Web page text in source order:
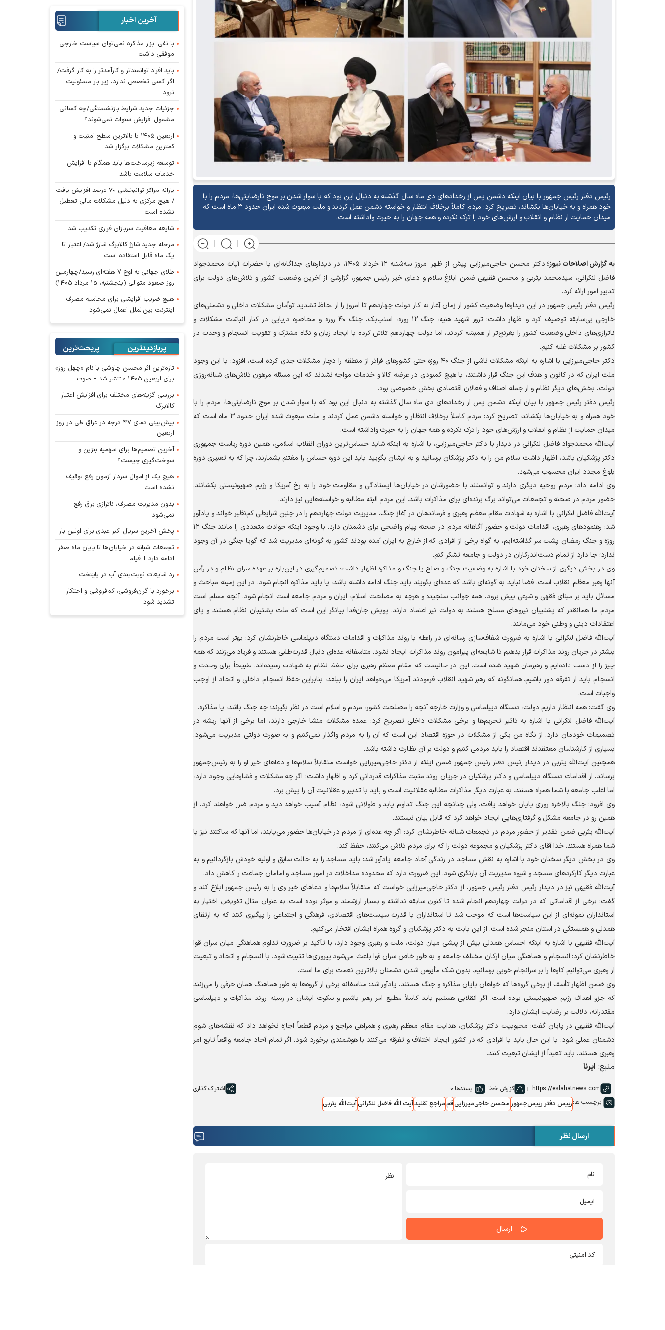
رئیس دفتر رئیس جمهور با بیان اینکه دشمن پس از رخداد‌های دی ماه سال گذشته به دنبال این بود که با سوار شدن بر موج نارضایتی‌ها، مردم را با
خود همراه و به خیابان‌ها بکشاند، تصریح کرد: مردم کاملاً برخلاف انتظار و خواسته دشمن عمل کردند و ملت مبعوث شده ایران حدود ۳ ماه است که
میدان حمایت از نظام و انقلاب و ارزش‌های خود را ترک نکرده و همه جهان را به حیرت واداشته است.
به گزارشاصلاحات نیوز؛
دکتر محسن حاجی‌میرزایی پیش از ظهر امروز سه‌شنبه ۱۲ خرداد ۱۴۰۵، در دیدار‌های جداگانه‌ای با حضرات آیات محمدجواد
فاضل لنکرانی، سیدمحمد یثربی و محسن فقیهی ضمن ابلاغ سلام و دعای خیر رئیس جمهور، گزارشی از آخرین وضعیت کشور و تلاش‌های دولت برای
تدبیر امور ارائه کرد.
رئیس دفتر رئیس جمهور در این دیدار‌ها وضعیت کشور از زمان آغاز به کار دولت چهاردهم تا امروز را از لحاظ تشدید توأمان مشکلات داخلی و دشمنی‌های
خارجی بی‌سابقه توصیف کرد و اظهار داشت: ترور شهید هنیه، جنگ ۱۲ روزه، اسنپ‌بک، جنگ ۴۰ روزه و محاصره دریایی در کنار انباشت مشکلات و
ناترازی‌های داخلی وضعیت کشور را بغرنج‌تر از همیشه کردند، اما دولت چهاردهم تلاش کرده با ایجاد زبان و نگاه مشترک و تقویت انسجام و وحدت در
کشور بر مشکلات غلبه کنیم.
دکتر حاجی‌میرزایی با اشاره به اینکه مشکلات ناشی از جنگ ۴۰ روزه حتی کشور‌های فراتر از منطقه را دچار مشکلات جدی کرده است، افزود: با این وجود
ملت ایران که در کانون و هدف این جنگ قرار داشتند، با هیچ کمبودی در عرضه کالا و خدمات مواجه نشدند که این مسئله مرهون تلاش‌های شبانه‌روزی
دولت، بخش‌های دیگر نظام و از جمله اصناف و فعالان اقتصادی بخش خصوصی بود.
رئیس دفتر رئیس جمهور با بیان اینکه دشمن پس از رخداد‌های دی ماه سال گذشته به دنبال این بود که با سوار شدن بر موج نارضایتی‌ها، مردم را با
خود همراه و به خیابان‌ها بکشاند، تصریح کرد: مردم کاملاً برخلاف انتظار و خواسته دشمن عمل کردند و ملت مبعوث شده ایران حدود ۳ ماه است که
میدان حمایت از نظام و انقلاب و ارزش‌های خود را ترک نکرده و همه جهان را به حیرت واداشته است.
آیت‌الله محمدجواد فاضل لنکرانی در دیدار با دکتر حاجی‌میرزایی، با اشاره به اینکه شاید حساس‌ترین دوران انقلاب اسلامی، همین دوره ریاست جمهوری
دکتر پزشکیان باشد، اظهار داشت: سلام من را به دکتر پزشکان برسانید و به ایشان بگویید باید این دوره حساس را مغتنم بشمارند، چرا که به تعبیری دوره
بلوغ مجدد ایران محسوب می‌شود.
وی ادامه داد: مردم روحیه دیگری دارند و توانستند با حضورشان در خیابان‌ها ایستادگی و مقاومت خود را به رخ آمریکا و رژیم صهیونیستی بکشانند.
حضور مردم در صحنه و تجمعات می‌تواند برگ برنده‌ای برای مذاکرات باشد. این مردم البته مطالبه و خواسته‌هایی نیز دارند.
آیت‌الله فاضل لنکرانی با اشاره به شهادت مقام معظم رهبری و فرماندهان در آغاز جنگ، مدیریت دولت چهاردهم را در چنین شرایطی کم‌نظیر خواند و یادآور
شد: رهنمود‌های رهبری، اقدامات دولت و حضور آگاهانه مردم در صحنه پیام واضحی برای دشمنان دارد. با وجود اینکه حوادث متعددی را مانند جنگ ۱۲
روزه و جنگ رمضان پشت سر گذاشته‌ایم، به گواه برخی از افرادی که از خارج به ایران آمده بودند کشور به گونه‌ای مدیریت شد که گویا جنگی در آن وجود
ندارد؛ جا دارد از تمام دست‌اندرکاران در دولت و جامعه تشکر کنم.
وی در بخش دیگری از سخنان خود با اشاره به وضعیت جنگ و صلح یا جنگ و مذاکره اظهار داشت: تصمیم‌گیری در این‌باره بر عهده سران نظام و در رأس
آنها رهبر معظم انقلاب است. فضا نباید به گونه‌ای باشد که عده‌ای بگویند باید جنگ ادامه داشته باشد، یا باید مذاکره انجام شود. در این زمینه مباحث و
مسائل باید بر مبنای فقهی و شرعی پیش برود، همه جوانب سنجیده و هرچه به مصلحت اسلام، ایران و مردم جامعه است انجام شود. آنچه مسلم است
مردم ما همانقدر که پشتیبان نیرو‌های مسلح هستند به دولت نیز اعتماد دارند. پویش جان‌فدا بیانگر این است که ملت پشتیبان نظام هستند و پای
اعتقادات دینی و وطنی خود می‌مانند.
آیت‌الله فاضل لنکرانی با اشاره به ضرورت شفاف‌سازی رسانه‌ای در رابطه با روند مذاکرات و اقدامات دستگاه دیپلماسی خاطرنشان کرد: بهتر است مردم را
بیشتر در جریان روند مذاکرات قرار بدهیم تا شایعه‌ای پیرامون روند مذاکرات ایجاد نشود. متاسفانه عده‌ای دنبال قدرت‌طلبی هستند و فریاد می‌زنند که همه
چیز را از دست داده‌ایم و رهبرمان شهید شده است. این در حالیست که مقام معظم رهبری برای حفظ نظام به شهادت رسیده‌اند. طبیعتاً برای وحدت و
انسجام باید از تفرقه دور باشیم. همانگونه که رهبر شهید انقلاب فرمودند آمریکا می‌خواهد ایران را ببلعد، بنابراین حفظ انسجام داخلی و اتحاد از اوجب
واجبات است.
وی گفت: همه انتظار داریم دولت، دستگاه دیپلماسی و وزارت خارجه آنچه را مصلحت کشور، مردم و اسلام است در نظر بگیرند؛ چه جنگ باشد، یا مذاکره.
آیت‌الله فاضل لنکرانی با اشاره به تاثیر تحریم‌ها و برخی مشکلات داخلی تصریح کرد: عمده مشکلات منشا خارجی دارند، اما برخی از آنها ریشه در
تصمیمات خودمان دارد. از نگاه من یکی از مشکلات در حوزه اقتصاد این است که آن را به مردم واگذار نمی‌کنیم و به صورت دولتی مدیریت می‌شود.
بسیاری از کارشناسان معتقدند اقتصاد را باید مردمی کنیم و دولت بر آن نظارت داشته باشد.
همچنین آیت‌الله یثربی در دیدار رئیس دفتر رئیس جمهور ضمن اینکه از دکتر حاجی‌میرزایی خواست متقابلاً سلام‌ها و دعا‌های خیر او را به رئیس‌جمهور
برساند، از اقدامات دستگاه دیپلماسی و دکتر پزشکیان در جریان روند مثبت مذاکرات قدردانی کرد و اظهار داشت: اگر چه مشکلات و فشار‌هایی وجود دارد،
اما اغلب جامعه با شما همراه هستند. به عبارت دیگر مذاکرات مطالبه عقلانیت است و باید با تدبیر و عقلانیت آن را پیش برد.
وی افزود: جنگ بالاخره روزی پایان خواهد یافت، ولی چنانچه این جنگ تداوم یابد و طولانی شود، نظام آسیب خواهد دید و مردم ضرر خواهند کرد، از
همین رو در جامعه مشکل و گرفتاری‌هایی ایجاد خواهد کرد که قابل بیان نیستند.
آیت‌الله یثربی ضمن تقدیر از حضور مردم در تجمعات شبانه خاطرنشان کرد: اگر چه عده‌ای از مردم در خیابان‌ها حضور می‌یابند، اما آنها که ساکتند نیز با
شما همراه هستند. خدا آقای دکتر پزشکیان و مجموعه دولت را که برای مردم تلاش می‌کنند، حفظ کند.
وی در بخش دیگر سخنان خود با اشاره به نقش مساجد در زندگی آحاد جامعه یادآور شد: باید مساجد را به حالت سابق و اولیه خودش بازگردانیم و به
عبارت دیگر کارکرد‌های مسجد و شیوه مدیریت آن بازنگری شود. این ضرورت دارد که محدوده مداخلات در امور مساجد و امامان جماعت را کاهش داد.
آیت‌الله فقیهی نیز در دیدار رئیس دفتر رئیس جمهور، از دکتر حاجی‌میرزایی خواست که متقابلاً سلام‌ها و دعا‌های خیر وی را به رئیس جمهور ابلاغ کند و
گفت: برخی از اقداماتی که در دولت چهاردهم انجام شده تا کنون سابقه نداشته و بسیار ارزشمند و موثر بوده است. به عنوان مثال تفویض اختیار به
استانداران نمونه‌ای از این سیاست‌ها است که موجب شد تا استانداران با قدرت سیاست‌های اقتصادی، فرهنگی و اجتماعی را پیگیری کنند که به ارتقای
همدلی و همبستگی در استان منجر شده است. از این بابت به دکتر پزشکیان و گروه همراه ایشان افتخار می‌کنیم.
آیت‌الله فقیهی با اشاره به اینکه احساس همدلی بیش از پیشی میان دولت، ملت و رهبری وجود دارد، با تأکید بر ضرورت تداوم هماهنگی میان سران قوا
خاطرنشان کرد: انسجام و هماهنگی میان ارکان مختلف جامعه و به طور خاص سران قوا باعث می‌شود پیروزی‌ها تثبیت شود. با انسجام و اتحاد و تبعیت
از رهبری می‌توانیم کار‌ها را بر سرانجام خوبی برسانیم. بدون شک مأیوس شدن دشمنان بالاترین نعمت برای ما است.
وی ضمن اظهار تأسف از برخی گروه‌ها که خواهان پایان مذاکره و جنگ هستند، یادآور شد: متاسفانه برخی از گروه‌ها به طور هماهنگ همان حرفی را می‌زنند
که جزو اهداف رژیم صهیونیستی بوده است. اگر انقلابی هستیم باید کاملاً مطیع امر رهبر باشیم و سکوت ایشان در زمینه روند مذاکرات و دیپلماسی
مقتدرانه، دلالت بر رضایت ایشان دارد.
آیت‌الله فقیهی در پایان گفت: محبوبیت دکتر پزشکیان، هدایت مقام معظم رهبری و همراهی مراجع و مردم قطعاً اجازه نخواهد داد که نقشه‌های شوم
دشمنان عملی شود. با این حال باید با افرادی که در کشور ایجاد اختلاف و تفرقه می‌کنند با هوشمندی برخورد شود. اگر تمام آحاد جامعه واقعاً تابع امر
رهبری هستند، باید تعبداً از ایشان تبعیت کنند.
منبع: ایرنا
گزارش خطا پسندها:0 اشتراک گذاری
برچسب ها:رییس دفتر رییس‌جمهورمحسن حاجی‌میرزاییقممراجع تقلیدآیت الله فاضل لنکرانیآیت‌الله یثربی
ارسال نظر
آخرین اخبار
با نفی ابزار مذاکره نمی‌توان سیاست خارجی
موفقی داشت
باید افراد توانمندتر و کارآمدتر را به کار گرفت/
اگر کسی تخصص ندارد، زیر بار مسئولیت
نرود
جزئیات جدید شرایط بازنشستگی/چه کسانی
مشمول افزایش سنوات نمی‌شوند؟
اربعین ۱۴۰۵ با بالاترین سطح امنیت و
کمترین مشکلات برگزار شد
توسعه زیرساخت‌ها باید همگام با افزایش
خدمات سلامت باشد
یارانه مراکز توانبخشی ۷۰ درصد افزایش یافت
/ هیچ مرکزی به دلیل مشکلات مالی تعطیل
نشده است
شایعه معافیت سربازان فراری تکذیب شد
مرحله جدید شارژ کالابرگ شارژ شد/ اعتبار تا
یک ماه قابل استفاده است
طلای جهانی به اوج ۷ هفته‌ای رسید/چهارمین
روز صعود متوالی (پنجشنبه، ۱۵ مرداد ۱۴۰۵)
هیچ ضریب افزایشی برای محاسبه مصرف
اینترنت بین‌الملل اعمال نمی‌شود
پربازدیدترین پربحث‌ترین‌
تازه‌ترین اثر محسن چاوشی با نام «چهل روز»
برای اربعین ۱۴۰۵ منتشر شد + صوت
بررسی گزینه‌های مختلف برای افزایش اعتبار
کالابرگ
پیش‌بینی دمای ۴۷ درجه در عراق طی در روز
اربعین
آخرین تصمیم‌ها برای سهمیه بنزین و
سوخت‌گیری چیست؟
هیچ یک از اموال سردار آزمون رفع توقیف
نشده است
بدون مدیریت مصرف، ناترازی برق رفع
نمی‌شود
پخش آخرین سریال اکبر عبدی برای اولین بار
تجمعات شبانه در خیابان‌ها تا پایان ماه صفر
ادامه دارد + فیلم
رد شایعات نوبت‌بندی آب در پایتخت
برخورد با گران‌فروشی، کم‌فروشی و احتکار
تشدید شود